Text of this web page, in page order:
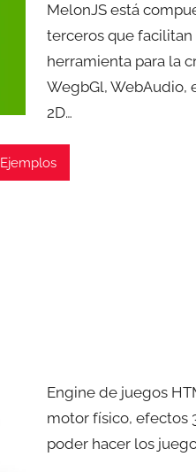
MelonJS está
terceros que
herramienta para la
WegbGl, WebAudio,
2D…
Ejemplos
Engine de juegos
motor físico, efectos
poder hacer los